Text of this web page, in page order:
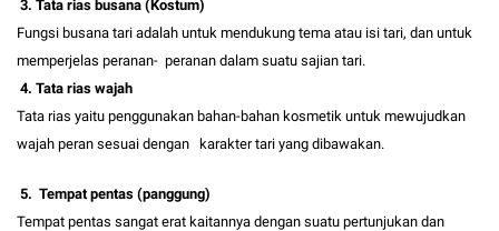
3. Tata rias busana (Kostum)
Fungsi busana tari adalah untuk mendukung tema atau isi tari, dan untuk
memperjelas peranan- peranan dalam suatu sajian tari.
4. Tata rias wajah
Tata rias yaitu penggunakan bahan-bahan kosmetik untuk mewujudkan
wajah peran sesuai dengan karakter tari yang dibawakan.
5. Tempat pentas (panggung)
Tempat pentas sangat erat kaitannya dengan suatu pertunjukan dan